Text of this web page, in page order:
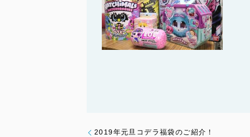
2019年元旦コデラ福袋のご紹介！